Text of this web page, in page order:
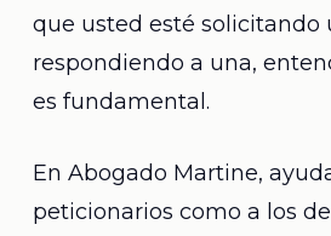
que usted esté solicitando
respondiendo a una,
es fundamental.
En Abogado Martine,
peticionarios como a los